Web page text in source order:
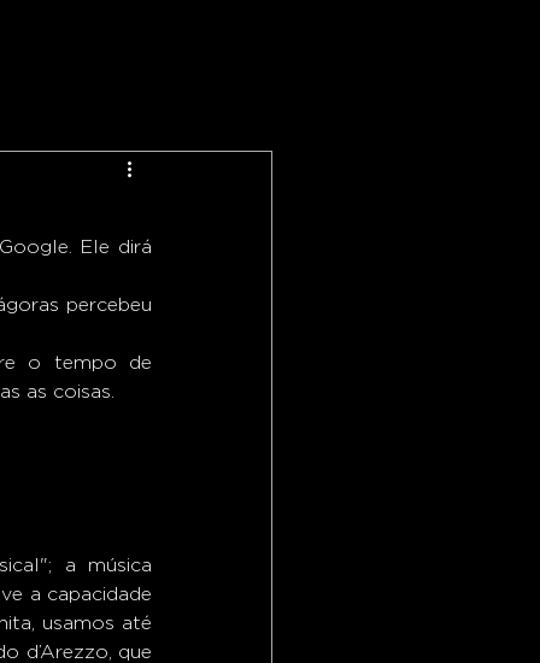
percebeu
o tempo de
as coisas.
a capacidade
usamos até
d’Arezzo, que